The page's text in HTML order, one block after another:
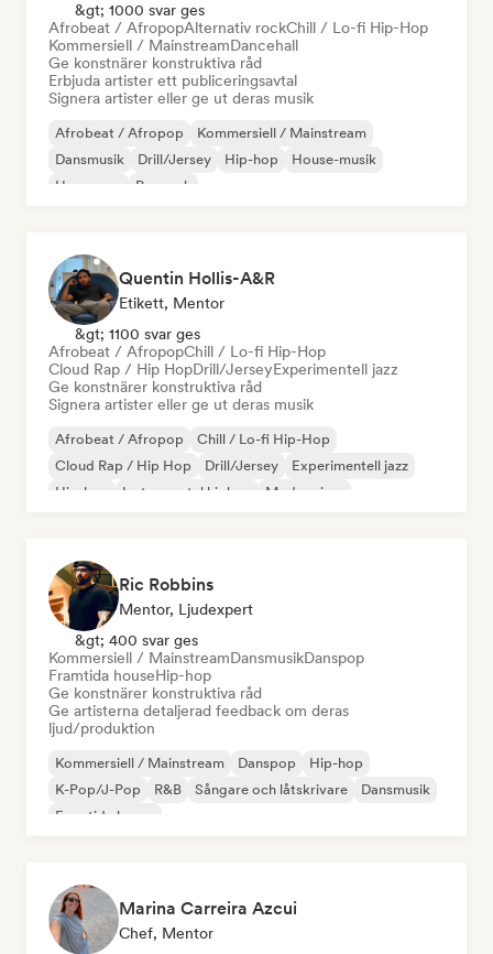
&gt; 1000 svar ges
Afrobeat / AfropopAlternativ rockChill / Lo-fi Hip-Hop
Kommersiell / MainstreamDancehall
Ge konstnärer konstruktiva råd
Erbjuda artister ett publiceringsavtal
Signera artister eller ge ut deras musik
Afrobeat / Afropop
Kommersiell / Mainstream
Dansmusik
Drill/Jersey Hip-hop
House-musik
Hyperpop
Poprock
Quentin Hollis-A&R
Etikett, Mentor
&gt; 1100 svar ges
Afrobeat / AfropopChill / Lo-fi Hip-Hop
Cloud Rap / Hip HopDrill/JerseyExperimentell jazz
Ge konstnärer konstruktiva råd
Signera artister eller ge ut deras musik
Afrobeat / Afropop
Chill / Lo-fi Hip-Hop
Cloud Rap / Hip Hop
Drill/Jersey
Experimentell jazz
Hip-hop
Instrumental hiphop Modern jazz
Ric Robbins
Mentor, Ljudexpert
&gt; 400 svar ges
Kommersiell / MainstreamDansmusikDanspop
Framtida houseHip-hop
Ge konstnärer konstruktiva råd
Ge artisterna detaljerad feedback om deras
ljud/produktion
Kommersiell / Mainstream Danspop
Hip-hop
K-Pop/J-Pop
R&B Sångare och låtskrivare
Dansmusik
Framtida house
Marina Carreira Azcui
Chef, Mentor